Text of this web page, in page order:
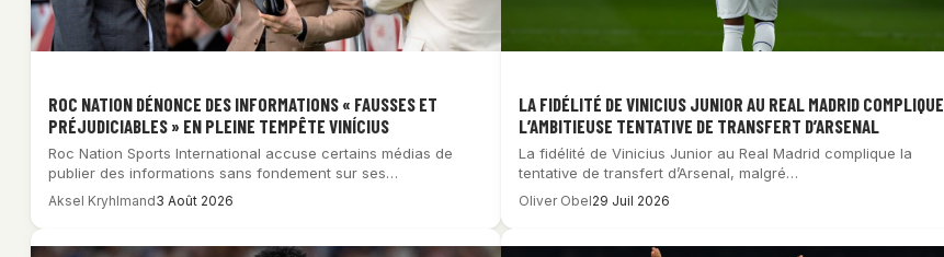
ROC NATION DÉNONCE DES INFORMATIONS « FAUSSES ET
PRÉJUDICIABLES » EN PLEINE TEMPÊTE VINÍCIUS
Roc Nation Sports International accuse certains médias de
publier des informations sans fondement sur ses…
Aksel Kryhlmand3 Août 2026
LA FIDÉLITÉ DE VINICIUS JUNIOR AU REAL MADRID COMPLIQUE
L’AMBITIEUSE TENTATIVE DE TRANSFERT D’ARSENAL
La fidélité de Vinicius Junior au Real Madrid complique la
tentative de transfert d’Arsenal, malgré…
Oliver Obel29 Juil 2026